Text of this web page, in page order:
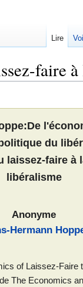
faire
du
laissez-faire à
libéralisme
Anonyme
Hermann
of Laissez-Faire
The Economics
Lire